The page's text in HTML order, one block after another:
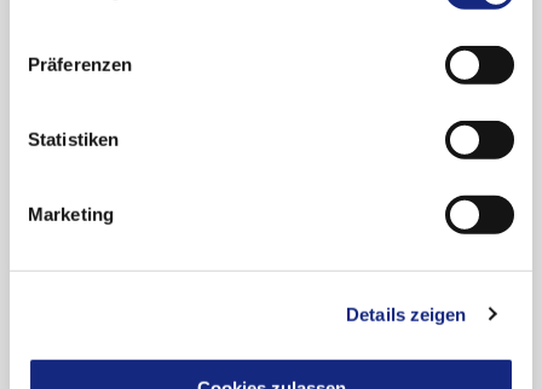
Präferenzen
Statistiken
Marketing
Details zeigen
Zeit:10.00–13.45 Uhr
Halle/Saale
Auskunft und Anmeldung: